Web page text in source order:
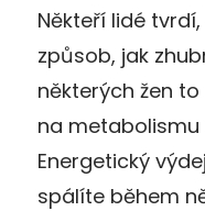
Někteří lidé
způsob, jak
některých žen
na metabolismu
Energetický
spálíte během